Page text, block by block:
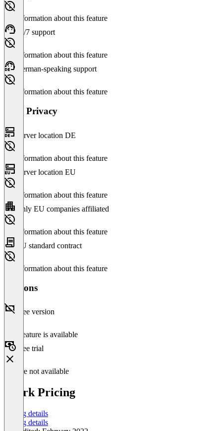
No information about this feature
24/7 support
No information about this feature
German-speaking support
No information about this feature
Data Privacy
Server location DE
No information about this feature
Server location EU
No information about this feature
Only EU companies affiliated
No information about this feature
EU standard contract
No information about this feature
Versions
Free version
This feature is available
Free trial
Feature not available
Spark Pricing
Pricing details
Pricing details